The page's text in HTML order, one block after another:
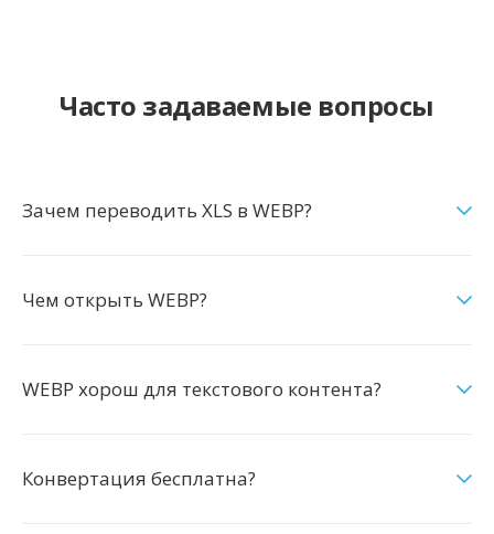
Часто задаваемые вопросы
Зачем переводить XLS в WEBP?
Чем открыть WEBP?
WEBP хорош для текстового контента?
Конвертация бесплатна?